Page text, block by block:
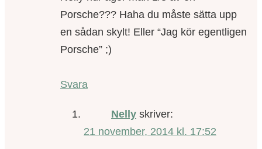
Porsche??? Haha du måste sätta upp
en sådan skylt! Eller “Jag kör egentligen
Porsche” ;)
Svara
Nelly skriver:
21 november, 2014 kl. 17:52